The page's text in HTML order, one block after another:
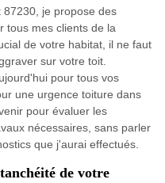
je propose des
tous mes clients de la
de votre habitat, il ne faut
sur votre toit.
pour tous vos
une urgence toiture dans
pour évaluer les
nécessaires, sans parler
que j'aurai effectués.
de votre